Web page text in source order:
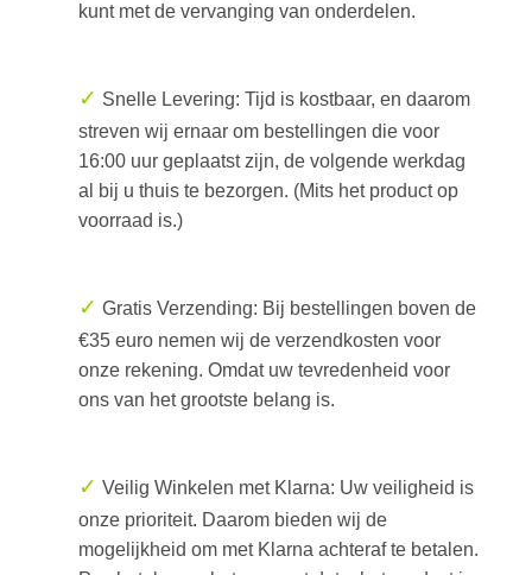
kunt met de vervanging van onderdelen.
✓ Snelle Levering: Tijd is kostbaar, en daarom
streven wij ernaar om bestellingen die voor
16:00 uur geplaatst zijn, de volgende werkdag
al bij u thuis te bezorgen. (Mits het product op
voorraad is.)
✓ Gratis Verzending: Bij bestellingen boven de
€35 euro nemen wij de verzendkosten voor
onze rekening. Omdat uw tevredenheid voor
ons van het grootste belang is.
✓ Veilig Winkelen met Klarna: Uw veiligheid is
onze prioriteit. Daarom bieden wij de
mogelijkheid om met Klarna achteraf te betalen.